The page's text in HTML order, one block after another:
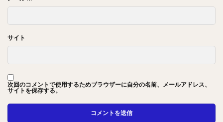
サイト
次回のコメントで使用するためブラウザーに自分の名前、メールアドレス、
サイトを保存する。